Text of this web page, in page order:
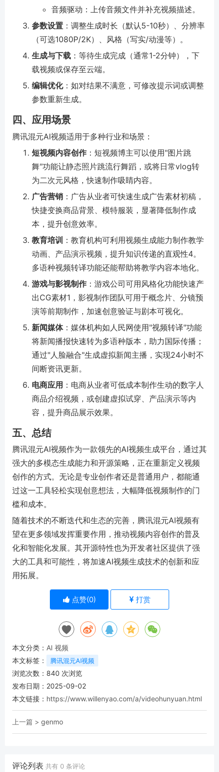
音频驱动：上传音频文件并补充视频描述。
参数设置 ：调整生成时长（默认5-10秒）、分辨率
（可选1080P/2K）、风格（写实/动漫等）。
生成与下载 ：等待生成完成（通常1-2分钟），下
载视频或保存至云端。
编辑优化：如对结果不满意，可修改提示词或调整
参数重新生成。
四、应用场景
腾讯混元AI视频适用于多种行业和场景：
短视频内容创作 ：短视频博主可以使用"图片跳
舞"功能让静态照片跳流行舞蹈，或将日常vlog转
为二次元风格，快速制作吸睛内容。
广告营销 ：广告从业者可快速生成广告素材初稿，
快捷变换商品背景、模特服装，显著降低制作成
本，提升创意效率。
教育培训 ：教育机构可利用视频生成能力制作教学
动画、产品演示视频，提升知识传递的直观性4。
多语种视频转译功能还能帮助将教学内容本地化。
游戏与影视制作 ：游戏公司可用风格化功能快速产
出CG素材1 ，影视制作团队可用于概念片、分镜预
演等前期制作，加速创意验证与剧本可视化。
新闻媒体：媒体机构如人民网使用"视频转译"功能
将新闻播报快速转为多语种版本，助力国际传播；
通过"人脸融合"生成虚拟新闻主播，实现24小时不
间断资讯更新。
电商应用 ：电商从业者可低成本制作生动的数字人
商品介绍视频，或创建虚拟试穿、产品演示等内
容，提升商品展示效果。
五、总结
腾讯混元AI视频作为一款领先的AI视频生成平台，通过其
强大的多模态生成能力和开源策略，正在重新定义视频
创作的方式。无论是专业创作者还是普通用户，都能通
过这一工具轻松实现创意想法，大幅降低视频制作的门
槛和成本。
随着技术的不断迭代和生态的完善，腾讯混元AI视频有
望在更多领域发挥重要作用，推动视频内容创作的普及
化和智能化发展。其开源特性也为开发者社区提供了强
大的工具和可能性，将加速AI视频生成技术的创新和应
用拓展。
点赞(0) 打赏
本文分类： AI 视频
本文标签：
腾讯混元AI视频
浏览次数： 840 次浏览
发布日期：2025-09-02
本文链接： https://www.willenyao.com/a/videohunyuan.html
上一篇 > genmo
评论列表 共有 0 条评论